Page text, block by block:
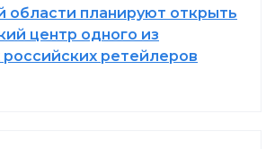
области планируют открыть
центр одного из
ретейлеров